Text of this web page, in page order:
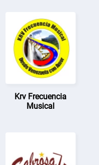
Krv Frecuencia
Musical